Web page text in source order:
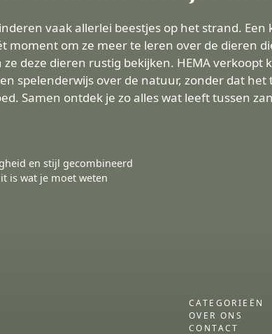
vaak allerlei beestjes op het strand.
moment om ze meer te leren over de dieren
deze dieren rustig bekijken. HEMA verkoopt
spelenderwijs over de natuur, zonder dat
Samen ontdek je zo alles wat leeft tussen
en stijl gecombineerd
is wat je moet weten
CATEGORIEËN
OVER ONS
CONTACT